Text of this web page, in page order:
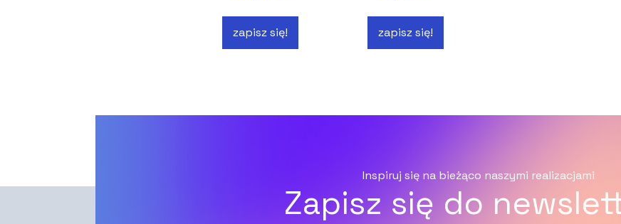
zapisz się! zapisz się!
Inspiruj się na bieżąco naszymi realizacjami
Zapisz się do